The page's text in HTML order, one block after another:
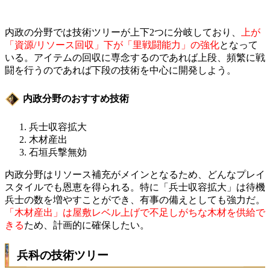
内政の分野では技術ツリーが上下2つに分岐しており、
上が
「資源/リソース回収」下が「里戦闘能力」の強化となって
いる。アイテムの回収に専念するのであれば上段、頻繁に戦
闘を行うのであれば下段の技術を中心に開発しよう。
内政分野のおすすめ技術
兵士収容拡大
木材産出
石垣兵撃無効
内政分野はリソース補充がメインとなるため、どんなプレイ
スタイルでも恩恵を得られる。特に「兵士収容拡大」は待機
兵士の数を増やすことができ、有事の備えとしても強力だ。
「木材産出」は屋敷レベル上げで不足しがちな木材を供給で
きるため、計画的に確保したい。
兵科の技術ツリー